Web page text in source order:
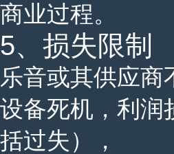
商业过程。
5、损失限制
乐音或其供应商
设备死机，利润
括过失），